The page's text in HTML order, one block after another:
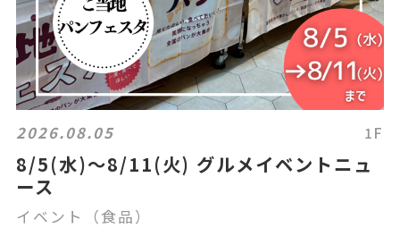
2026.08.05 1F
8/5(水)～8/11(火) グルメイベントニュ
ース
イベント（食品）